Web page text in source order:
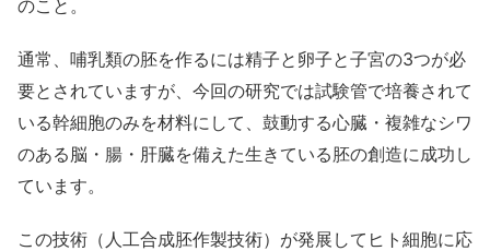
のこと。
通常、哺乳類の胚を作るには精子と卵子と子宮の3つが必
要とされていますが、今回の研究では試験管で培養されて
いる幹細胞のみを材料にして、鼓動する心臓・複雑なシワ
のある脳・腸・肝臓を備えた生きている胚の創造に成功し
ています。
この技術（人工合成胚作製技術）が発展してヒト細胞に応